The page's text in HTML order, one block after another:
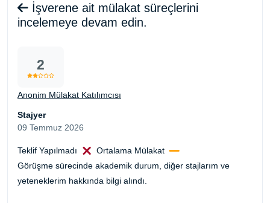
İşverene ait mülakat süreçlerini
incelemeye devam edin.
2
Anonim Mülakat Katılımcısı
Stajyer
09 Temmuz 2026
Teklif Yapılmadı
Ortalama Mülakat
Görüşme sürecinde akademik durum, diğer stajlarım ve
yeteneklerim hakkında bilgi alındı.